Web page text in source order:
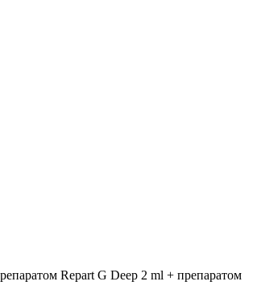
Repart G Deep 2 ml + препаратом